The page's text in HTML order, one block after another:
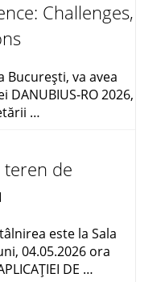
Challenges,
București, va avea
RO 2026,
…
teren de
este la Sala
04.05.2026 ora
DE …